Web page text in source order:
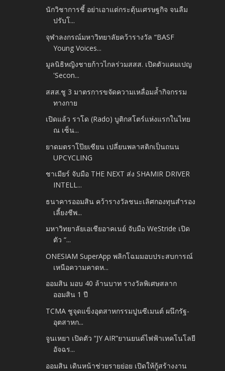
นักวิชาการชี้ อย่าเอาแต่กระตุ้นเศรษฐกิจ จนลืม
ปรับโ...
จุฬาลงกรณ์มหาวิทยาลัยคว้ารางวัล “BASF
Young Voices...
มูลนิธิหญิงชายก้าวไกลร่วมสสส. เปิดตัวแคมเปญ
'Secon...
สสส.ชู 3 มาตรการขจัดความเหลื่อมล้ำกิจกรรม
ทางกาย
เปิดแล้ว ราโด (Rado) บูติกสโตร์แห่งแรกในไทย
ณ เซ็น...
ยาดมตราโป๊ยเซียน เปลี่ยนพลาสติกเป็นถนน
UPCYCLING
ชาเมียร์ จับมือ THE NEXT ส่ง SHAMIR DRIVER
INTELL...
ธนาคารออมสิน คว้ารางวัลชนะเลิศกองทุนสำรอง
เลี้ยงชีพ...
มหาวิทยาลัยเอเชียอาคเนย์ จับมือ WeStride เปิด
ตัว “...
ONESIAM SuperApp พลิกโฉมมอบประสบการณ์
เหนือความคาดห...
ออมสิน มอบ 40 ล้านบาท รางวัลพิเศษสลาก
ออมสิน 1 ปี
TCMA ชูจุดแข็งอุตสาหกรรมปูนซีเมนต์ ผนึกรัฐ-
อุตสาหก...
จูนเหยา เปิดตัว “JY AIR”ยานยนต์ไฟฟ้าเทคโนโลยี
อัจฉร...
ออมสิน เดินหน้าช่วยรายย่อย เปิดให้กู้สร้างงาน